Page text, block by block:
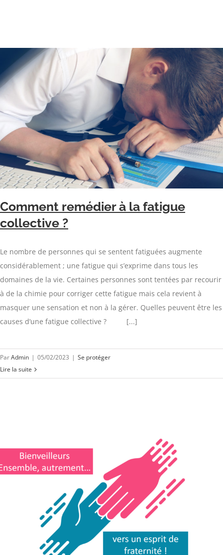
Comment remédier à la fatigue
collective ?
Le nombre de personnes qui se sentent fatiguées augmente
considérablement ; une fatigue qui s’exprime dans tous les
domaines de la vie. Certaines personnes sont tentées par recourir
à de la chimie pour corriger cette fatigue mais cela revient à
masquer une sensation et non à la gérer. Quelles peuvent être les
causes d’une fatigue collective ? [...]
ParAdmin | 05/02/2023 | Se protéger
Lire la suite